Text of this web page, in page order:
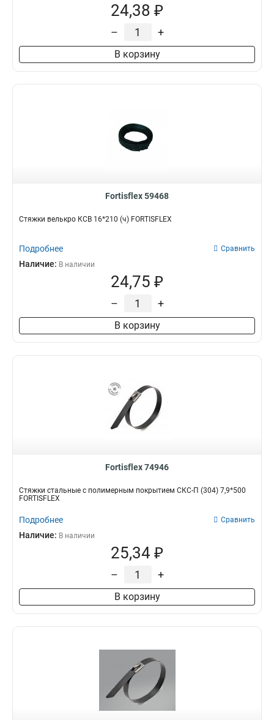
24,38 ₽
– +
В корзину
Fortisflex 59468
Стяжки велькро КСВ 16*210 (ч) FORTISFLEX
Подробнее Сравнить
Наличие: В наличии
24,75 ₽
– +
В корзину
Fortisflex 74946
Стяжки стальные с полимерным покрытием СКС-П (304) 7,9*500
FORTISFLEX
Подробнее Сравнить
Наличие: В наличии
25,34 ₽
– +
В корзину